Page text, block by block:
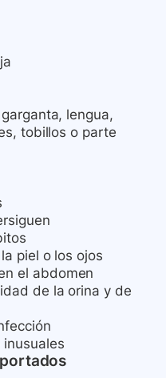
lengua,
tobillos o parte
piel o los ojos
el abdomen
de la orina y de